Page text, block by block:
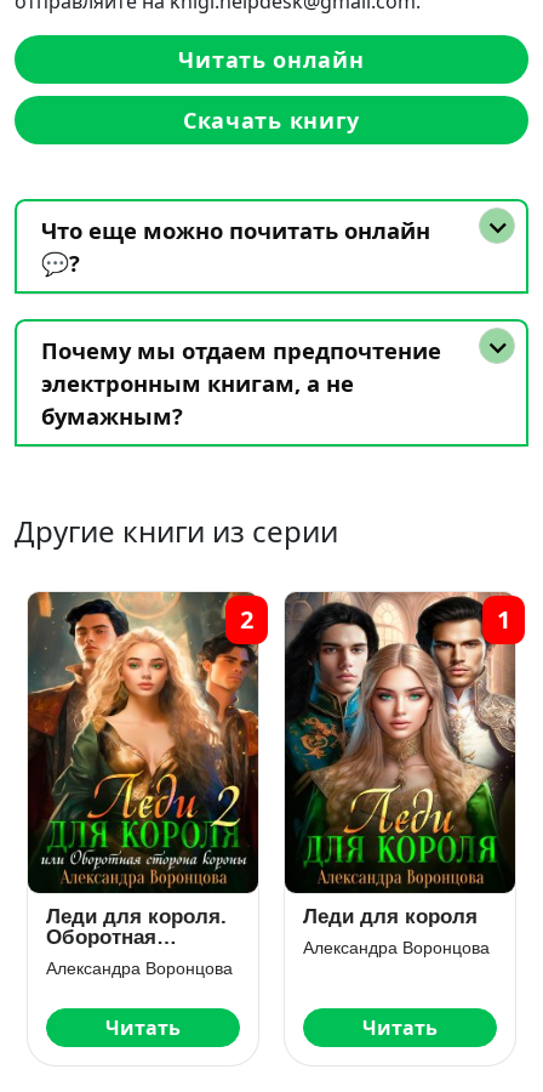
Читать онлайн
Скачать книгу
Что еще можно почитать онлайн
💬?
Почему мы отдаем предпочтение
электронным книгам, а не
бумажным?
Другие книги из серии
Леди для короля.
Оборотная
сторона короны
Александра Воронцова
Читать
2
Леди для короля
Александра Воронцова
Читать
1